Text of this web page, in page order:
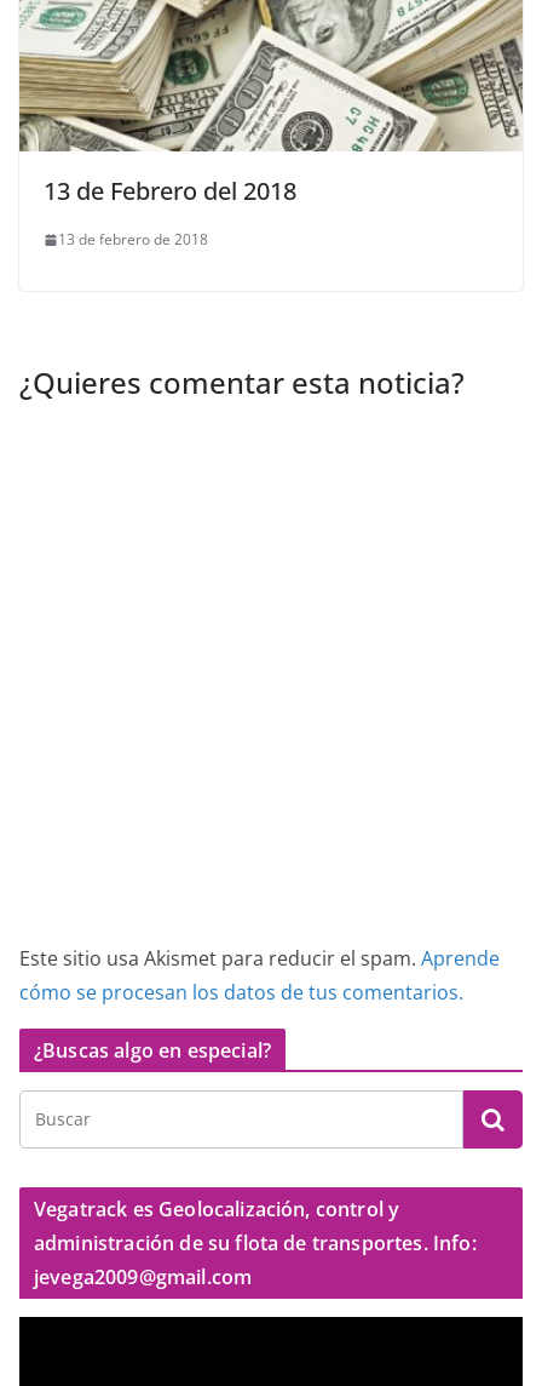
13 de Febrero del 2018
13 de febrero de 2018
¿Quieres comentar esta noticia?
Este sitio usa Akismet para reducir el spam. Aprende
cómo se procesan los datos de tus comentarios.
¿Buscas algo en especial?
Vegatrack es Geolocalización, control y
administración de su flota de transportes. Info:
jevega2009@gmail.com